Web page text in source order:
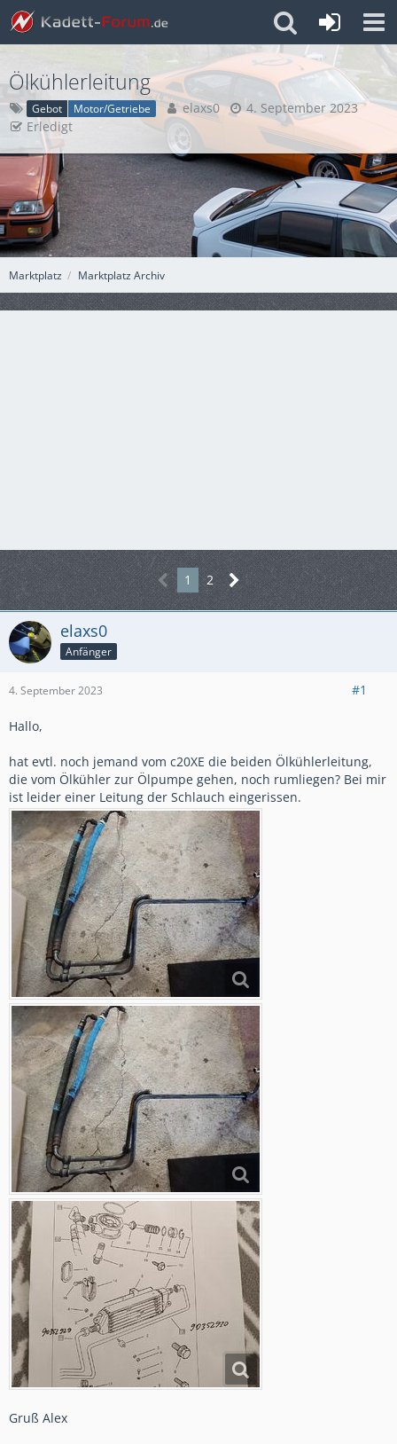
Marktplatz Marktplatz Archiv
Ölkühlerleitung
Gebot Motor/Getriebe elaxs0
4. September 2023
Erledigt
1 2
elaxs0
Anfänger
4. September 2023 #1
Hallo,
hat evtl. noch jemand vom c20XE die beiden Ölkühlerleitung,
die vom Ölkühler zur Ölpumpe gehen, noch rumliegen? Bei mir
ist leider einer Leitung der Schlauch eingerissen.
Gruß Alex